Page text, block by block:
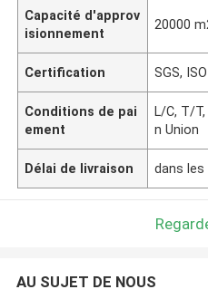
Capacité d'approv
isionnement
20000
Certification SGS, ISO
Conditions de pai
ement
L/C, T/
n Union
Délai de livraison dans les
AU SUJET DE NOUS